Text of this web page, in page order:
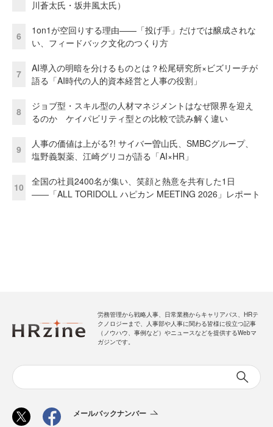
川蒼太氏・坂井風太氏）
6
1on1が空回りする理由——「投げ手」だけでは醸成されな
い、フィードバック文化のつくり方
7
AI導入の明暗を分けるものとは？松尾研究所×ビズリーチが
語る「AI時代の人的資本経営と人事の役割」
8
ジョブ型・スキル型の人材マネジメントはなぜ限界を迎え
るのか ケイパビリティ型との比較で読み解く違い
9
人事の価値は上がる?! サイバー曽山氏、SMBCグループ、
塩野義製薬、江崎グリコが語る「AI×HR」
10
全国の社員2400名が集い、笑顔と熱意を共有した1日
――「ALL TORIDOLL ハピカン MEETING 2026」レポート
労務管理から戦略人事、日常業務からキャリアパス、HRテ
クノロジーまで、人事部や人事に関わる皆様に役立つ記事
（ノウハウ、事例など）やニュースなどを提供するWebマ
ガジンです。
メールバックナンバー